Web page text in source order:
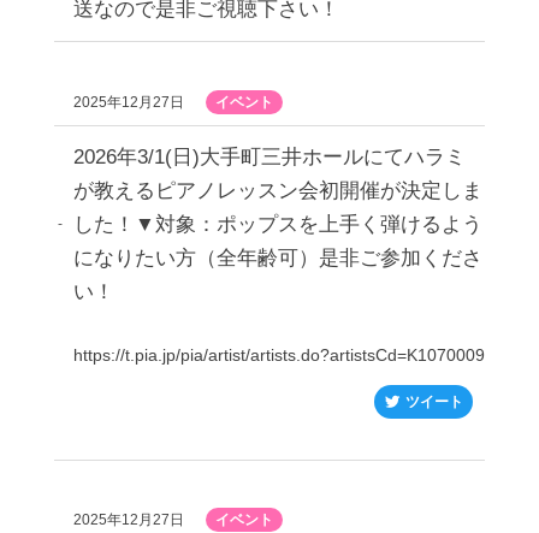
送なので是非ご視聴下さい！
2025年12月27日 イベント
2026年3/1(日)大手町三井ホールにてハラミ
が教えるピアノレッスン会初開催が決定しま
した！▼対象：ポップスを上手く弾けるよう
になりたい方（全年齢可）是非ご参加くださ
い！
https://t.pia.jp/pia/artist/artists.do?artistsCd=K1070009
ツイート
2025年12月27日 イベント